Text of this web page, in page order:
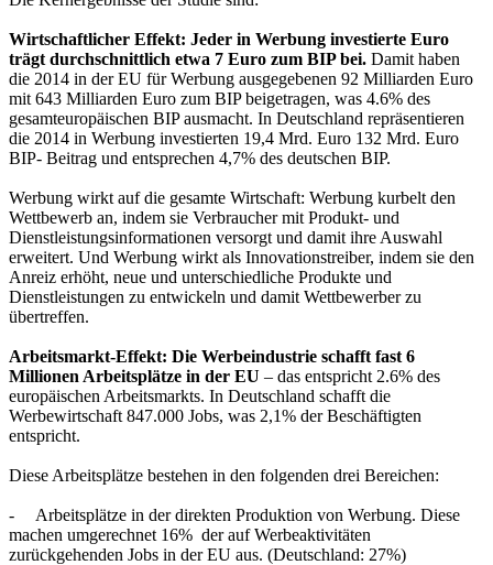
Wirtschaftlicher Effekt: Jeder in Werbung investierte Euro
trägt durchschnittlich etwa 7 Euro zum BIP bei. Damit haben
die 2014 in der EU für Werbung ausgegebenen 92 Milliarden Euro
mit 643 Milliarden Euro zum BIP beigetragen, was 4.6% des
gesamteuropäischen BIP ausmacht. In Deutschland repräsentieren
die 2014 in Werbung investierten 19,4 Mrd. Euro 132 Mrd. Euro
BIP- Beitrag und entsprechen 4,7% des deutschen BIP.
Werbung wirkt auf die gesamte Wirtschaft: Werbung kurbelt den
Wettbewerb an, indem sie Verbraucher mit Produkt- und
Dienstleistungsinformationen versorgt und damit ihre Auswahl
erweitert. Und Werbung wirkt als Innovationstreiber, indem sie den
Anreiz erhöht, neue und unterschiedliche Produkte und
Dienstleistungen zu entwickeln und damit Wettbewerber zu
übertreffen.
Arbeitsmarkt-Effekt: Die Werbeindustrie schafft fast 6
Millionen Arbeitsplätze in der EU – das entspricht 2.6% des
europäischen Arbeitsmarkts. In Deutschland schafft die
Werbewirtschaft 847.000 Jobs, was 2,1% der Beschäftigten
entspricht.
Diese Arbeitsplätze bestehen in den folgenden drei Bereichen:
- Arbeitsplätze in der direkten Produktion von Werbung. Diese
machen umgerechnet 16% der auf Werbeaktivitäten
zurückgehenden Jobs in der EU aus. (Deutschland: 27%)